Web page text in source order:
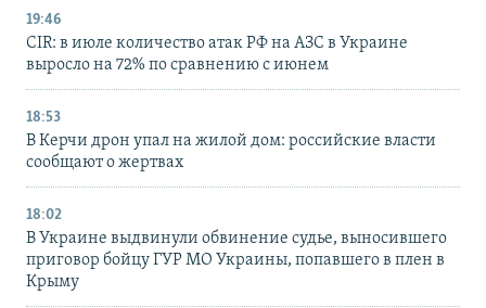
19:46
CIR: в июле количество атак РФ на АЗС в Украине
выросло на 72% по сравнению с июнем
18:53
В Керчи дрон упал на жилой дом: российские власти
сообщают о жертвах
18:02
В Украине выдвинули обвинение судье, выносившего
приговор бойцу ГУР МО Украины, попавшего в плен в
Крыму